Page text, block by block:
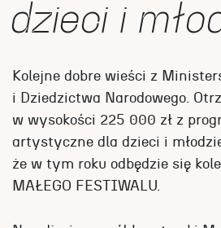
dzieci i
Kolejne dobre wieści z
i Dziedzictwa Narodowego.
w wysokości 225 000 zł z
artystyczne dla dzieci i
że w tym roku odbędzie się
MAŁEGO FESTIWALU.